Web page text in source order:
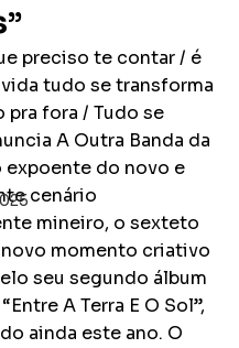
preciso te contar / é
tudo se transforma
pra fora / Tudo se
A Outra Banda da
expoente do novo e
cenário
mineiro, o sexteto
novo momento criativo
seu segundo álbum
A Terra E O Sol”,
ainda este ano. O